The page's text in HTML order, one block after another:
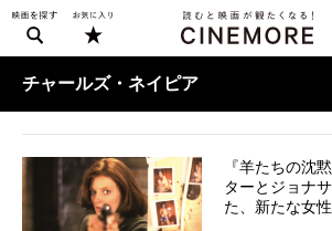
チャールズ・ネイピア
『羊たちの沈
ターとジョナ
た、新たな女